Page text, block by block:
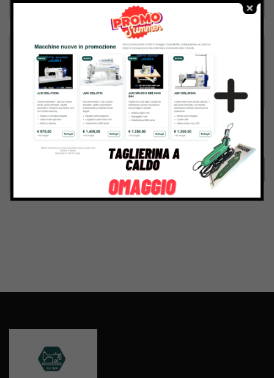
Inviando il messaggio confermo di aver letto e accettato
Termini e condizioni
del sito web